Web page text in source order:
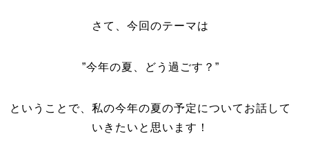
さて、今回のテーマは
”今年の夏、どう過ごす？”
ということで、私の今年の夏の予定についてお話して
いきたいと思います！